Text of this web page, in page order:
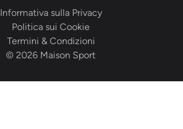
© 2026 Maison Sport
Termini & Condizioni
Politica sui Cookie
Informativa sulla Privacy